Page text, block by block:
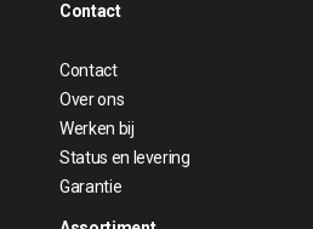
Contact
Contact
Over ons
Werken bij
Status en levering
Garantie